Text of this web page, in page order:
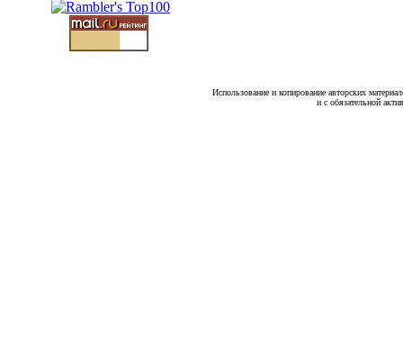
Использование и копирование авторских
и с обязательной